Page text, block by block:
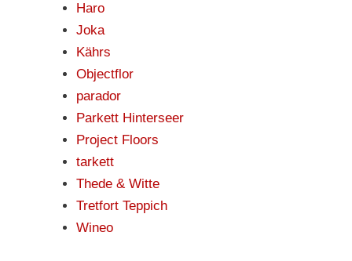
Haro
Joka
Kährs
Objectflor
parador
Parkett Hinterseer
Project Floors
tarkett
Thede & Witte
Tretfort Teppich
Wineo